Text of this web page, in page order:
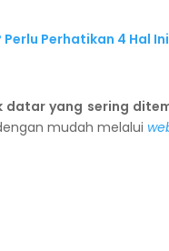
Perhatikan 4 Hal
yang sering
mudah melalui